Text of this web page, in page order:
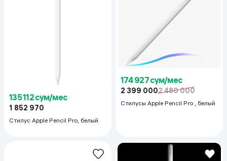
135 112 сум/мес
1 852 970
Стилус Apple Pencil Pro, белый
174 927 сум/мес
2 399 0002 480 000
Стилусы Apple Pencil Pro , белый